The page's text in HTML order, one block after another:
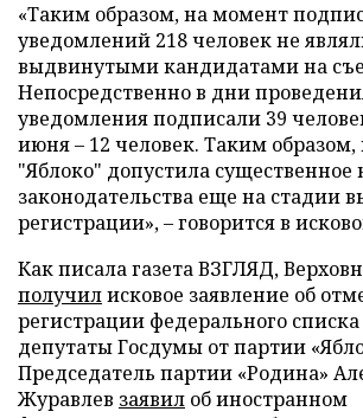
«Таким образом, на момент
уведомлений 218 человек не
выдвинутыми кандидатами на
Непосредственно в дни
уведомления подписали 39
июня – 12 человек. Таким образом,
"Яблоко" допустила
законодательства еще на стадии
регистрации», – говорится в
Как писала газета ВЗГЛЯД,
получилисковое заявление об
регистрации федерального
депутаты Госдумы от партии
Председатель партии «Родина»
Журавлев заявил об иностранном